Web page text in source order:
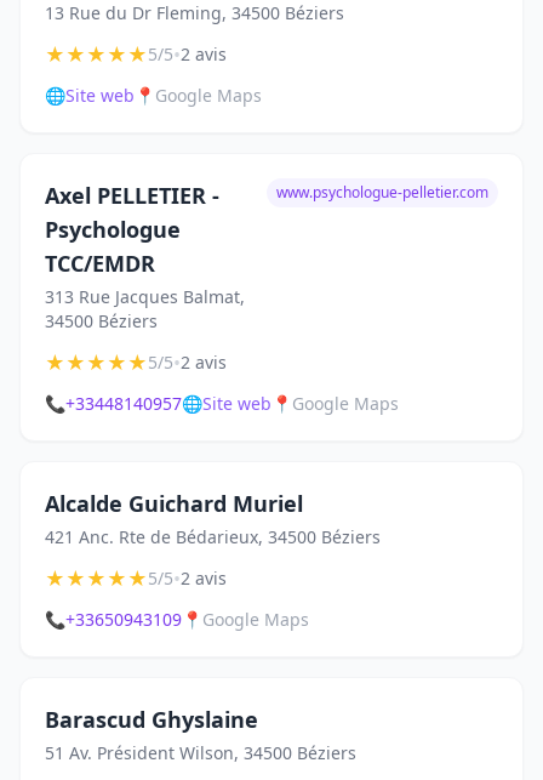
13 Rue du Dr Fleming, 34500 Béziers
★★★★★5/5•2 avis
🌐Site web 📍 Google Maps
Axel PELLETIER -
Psychologue
TCC/EMDR
313 Rue Jacques Balmat,
34500 Béziers
www.psychologue-pelletier.com
★★★★★5/5•2 avis
📞+33448140957🌐Site web 📍 Google Maps
Alcalde Guichard Muriel
421 Anc. Rte de Bédarieux, 34500 Béziers
★★★★★5/5•2 avis
📞+33650943109 📍 Google Maps
Barascud Ghyslaine
51 Av. Président Wilson, 34500 Béziers